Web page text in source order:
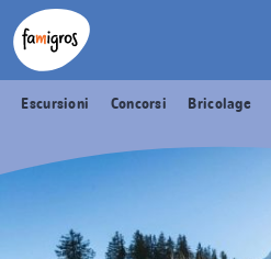
Navigazione
segnalibri
Header
Logo
Escursioni Concorsi Bricolage